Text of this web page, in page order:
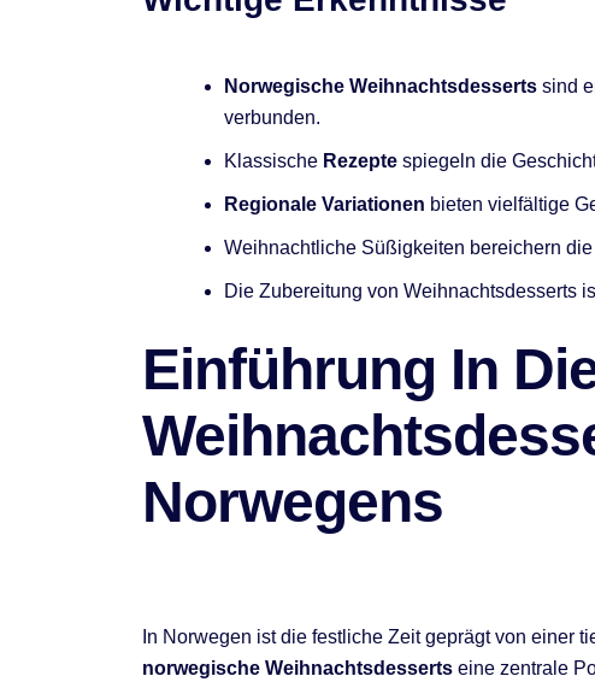
Norwegische Weihnachtsdesserts sind
verbunden.
Klassische Rezepte spiegeln die
Regionale Variationen bieten vielfältige
Weihnachtliche Süßigkeiten bereichern
Die Zubereitung von Weihnachtsdesserts
Einführung In
Norwegens
In Norwegen ist die festliche Zeit geprägt von einer
norwegische Weihnachtsdesserts eine zentrale